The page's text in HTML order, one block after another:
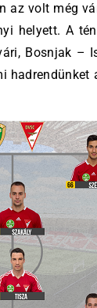
az volt még
helyett. A
Bosnjak –